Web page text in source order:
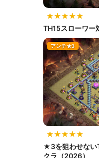
★★★★★
TH15スローワー
アンチ★3
★★★★★
★3を狙わせない
クラ（2026）